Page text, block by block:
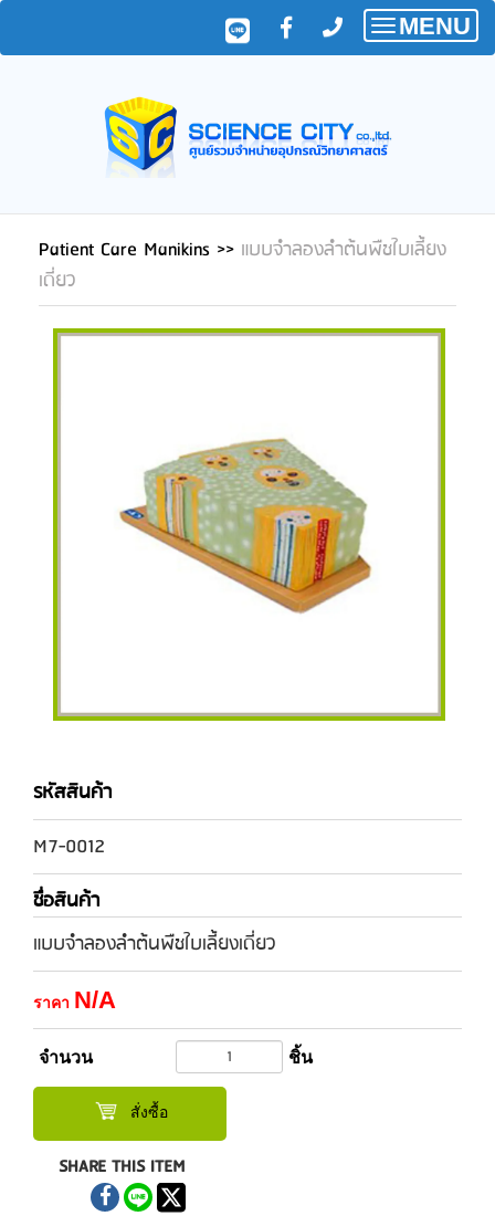
Toggle
MENU
Patient Care Manikins >> แบบจำลองลำต้นพืชใบเลี้ยง
เดี่ยว
รหัสสินค้า
M7-0012
ชื่อสินค้า
แบบจำลองลำต้นพืชใบเลี้ยงเดี่ยว
ราคา N/A
จำนวน ชิ้น
สั่งซื้อ
SHARE THIS ITEM